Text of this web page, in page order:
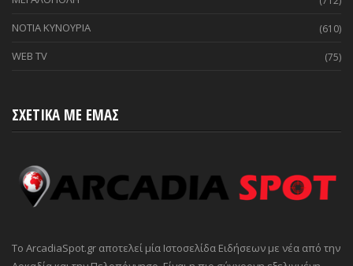
ΝΟΤΙΑ ΚΥΝΟΥΡΙΑ (610)
WEB TV (75)
ΣΧΕΤΙΚΑ ΜΕ ΕΜΑΣ
Το ArcadiaSpot.gr αποτελεί μία Ιστοσελίδα Ειδήσεων με νέα από την